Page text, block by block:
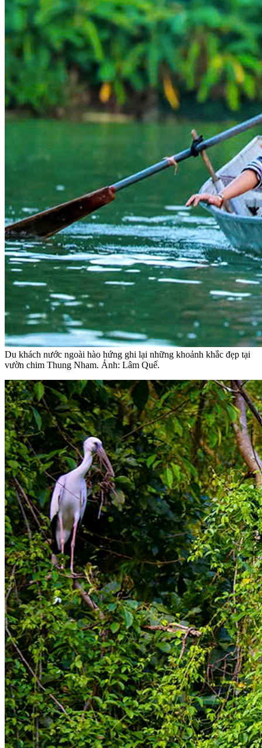
Du khách nước ngoài hào hứng ghi lại những khoảnh khắc đẹp tại
vườn chim Thung Nham. Ảnh: Lâm Quế.